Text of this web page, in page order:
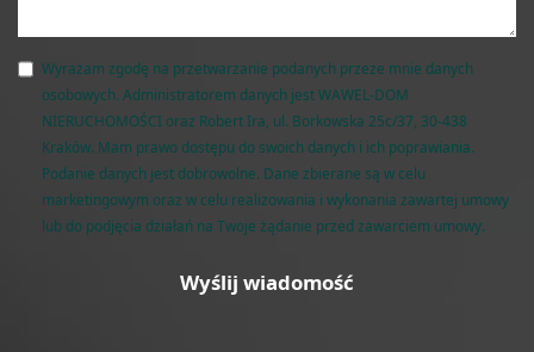
Wyrażam zgodę na przetwarzanie podanych przeze mnie danych
osobowych. Administratorem danych jest WAWEL-DOM
NIERUCHOMOŚCI oraz Robert Ira, ul. Borkowska 25c/37, 30-438
Kraków. Mam prawo dostępu do swoich danych i ich poprawiania.
Podanie danych jest dobrowolne. Dane zbierane są w celu
marketingowym oraz w celu realizowania i wykonania zawartej umowy
lub do podjęcia działań na Twoje żądanie przed zawarciem umowy.